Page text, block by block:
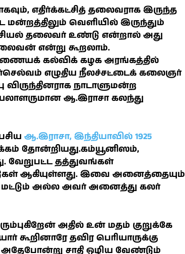
எதிர்க்கட்சித் தலைவராக இருந்த
வெளியில் இருந்தும்
தலைவர் உண்டு என்றால் அது
என்று கூறலாம்.
கல்விக் கழக அரங்கத்தில்
எழுதிய நீலச்சட்டைக் கலைஞர்
விருந்தினராக நாடாளுமன்ற
ஆ.இராசா கலந்து
ஆ.இராசா, இந்தியாவில் 1925
தோன்றியது.கம்யூனிஸம்,
வேறுபட்ட தத்துவங்கள்
ஆகியுள்ளது. இவை அனைத்தையும்
அல்ல அவர் அனைத்து கலர்
அதில் உன் மதம் குறுக்கே
கூறினாரே தவிர பெரியாருக்கு
சாதி ஒழிய வேண்டும்